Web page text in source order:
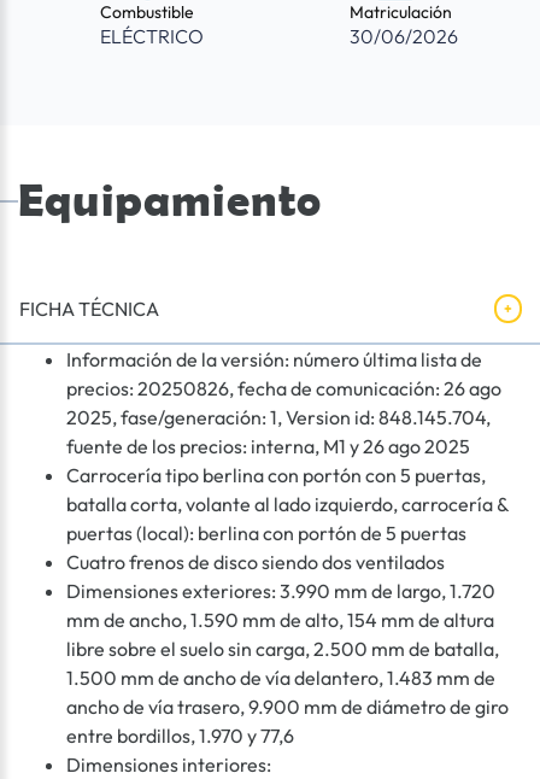
Combustible
ELÉCTRICO
Matriculación
30/06/2026
Equipamiento
FICHA TÉCNICA
Información de la versión: número última lista de
precios: 20250826, fecha de comunicación: 26 ago
2025, fase/generación: 1, Version id: 848.145.704,
fuente de los precios: interna, M1 y 26 ago 2025
Carrocería tipo berlina con portón con 5 puertas,
batalla corta, volante al lado izquierdo, carrocería &
puertas (local): berlina con portón de 5 puertas
Cuatro frenos de disco siendo dos ventilados
Dimensiones exteriores: 3.990 mm de largo, 1.720
mm de ancho, 1.590 mm de alto, 154 mm de altura
libre sobre el suelo sin carga, 2.500 mm de batalla,
1.500 mm de ancho de vía delantero, 1.483 mm de
ancho de vía trasero, 9.900 mm de diámetro de giro
entre bordillos, 1.970 y 77,6
Dimensiones interiores: